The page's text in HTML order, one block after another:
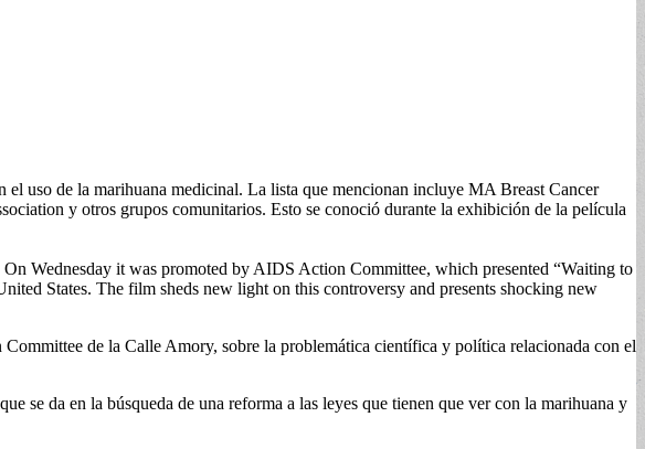
uso de la marihuana medicinal. La lista que mencionan incluye MA Breast Cancer
y otros grupos comunitarios. Esto se conoció durante la exhibición de la película
Wednesday it was promoted by AIDS Action Committee, which presented “Waiting to
States. The film sheds new light on this controversy and presents shocking new
de la Calle Amory, sobre la problemática científica y política relacionada con el
se da en la búsqueda de una reforma a las leyes que tienen que ver con la marihuana y